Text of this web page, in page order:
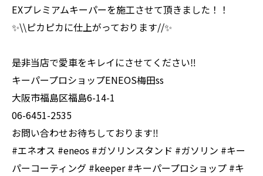
EXプレミアムキーパーを施工させて頂きました！！
✨\\ピカピカに仕上がっております//✨
是非当店で愛車をキレイにさせてください‼️
キーパープロショップENEOS梅田ss
大阪市福島区福島6-14-1
06-6451-2535
お問い合わせお待ちしております‼️
#エネオス #eneos #ガソリンスタンド #ガソリン #キー
パーコーティング #keeper #キーパープロショップ #キ